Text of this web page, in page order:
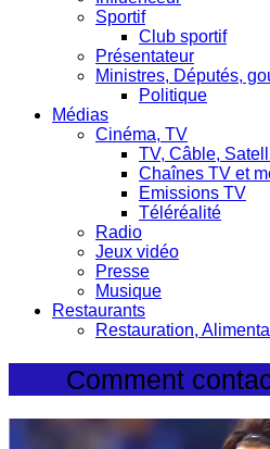
Sportif
Club sportif
Présentateur
Ministres, Députés,
Politique
Médias
Cinéma, TV
TV, Câble,
Chaînes TV et
Emissions TV
Téléréalité
Radio
Jeux vidéo
Presse
Musique
Restaurants
Restauration,
Comment